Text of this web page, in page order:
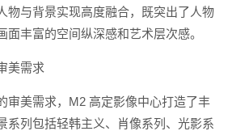
物与背景实现高度融合，既突出了人物
面丰富的空间纵深感和艺术层次感。
美需求
审美需求，M2 高定影像中心打造了丰
系列包括轻韩主义、肖像系列、光影系